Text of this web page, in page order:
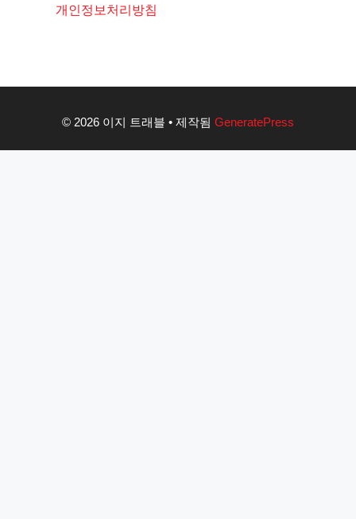
개인정보처리방침
© 2026 이지 트래블 • 제작됨 GeneratePress